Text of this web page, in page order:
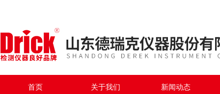
首页 关于我们 新闻动态